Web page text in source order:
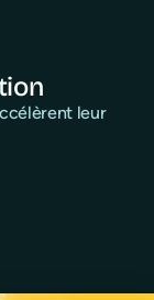
leur